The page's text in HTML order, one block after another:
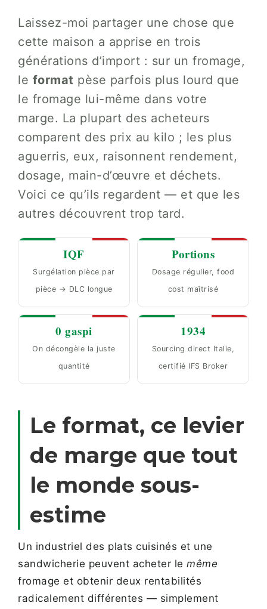
Laissez-moi partager une chose que
cette maison a apprise en trois
générations d’import : sur un fromage,
le format pèse parfois plus lourd que
le fromage lui-même dans votre
marge. La plupart des acheteurs
comparent des prix au kilo ; les plus
aguerris, eux, raisonnent rendement,
dosage, main-d’œuvre et déchets.
Voici ce qu’ils regardent — et que les
autres découvrent trop tard.
IQF
Surgélation pièce par
pièce → DLC longue
Portions
Dosage régulier, food
cost maîtrisé
0 gaspi
On décongèle la juste
quantité
1934
Sourcing direct Italie,
certifié IFS Broker
Le format, ce levier
de marge que tout
le monde sous-
estime
Un industriel des plats cuisinés et une
sandwicherie peuvent acheter le même
fromage et obtenir deux rentabilités
radicalement différentes — simplement